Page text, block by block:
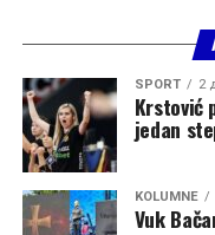
SPORT 2
Krstović
jedan
KOLUMNE
Vuk